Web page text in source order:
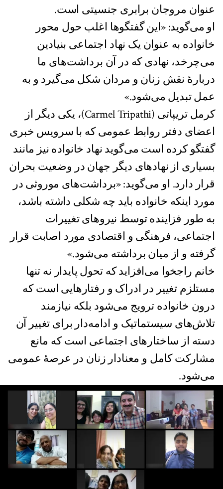
عنوان مروجان برابری جنسیتی است.
او می‌گوید: «این گفتگوها اغلب حول محور
خانواده به عنوان یک نهاد اجتماعی بنیادین
می‌چرخد، نهادی که در آن برداشت‌های ما
دربارهٔ نقش زنان و مردان شکل می‌گیرد و به
عمل تبدیل می‌شود.»
کرمل تریپاتی (Carmel Tripathi)، یکی دیگر از
اعضای دفتر روابط عمومی که با سرویس خبری
گفتگو کرده است می‌گوید نهاد خانواده نیز مانند
بسیاری از نهادهای دیگر جهان در وضعیت بحران
قرار دارد. او می‌گوید: «برداشت‌های موروثی در
مورد اینکه خانواده باید چه شکلی داشته باشد،
به طور فزاینده‌ توسط نیروهای تغییرات
اجتماعی، فرهنگی و اقتصادی مورد اصابت قرار
گرفته و از میان برداشته می‌شود.»
خانم راجخوا می‌افزاید که تحول پایدار نه تنها
مستلزم تغییر در ادراک و رفتارهایی است که
درون خانواده ترویج می‌شود بلکه نیازمند
تلاش‌های سیستماتیک و ادامه‌دار برای تغییر آن
دسته از ساختارهای اجتماعی است که مانع
مشارکت کامل و معنادار زنان در عرصهٔ عمومی
می‌شود.